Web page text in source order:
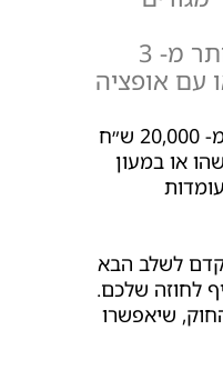
תקופת השכירות חייבת להיות יותר מ- 3
ופחות מ-10 שנים (או עם אופציה
או במעון
לשלב הבא
לחוזה שלכם.
שיאפשרו